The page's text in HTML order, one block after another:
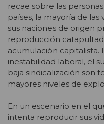
recae sobre las
países, la mayoría de
sus naciones de origen
reproducción
acumulación capitalista.
inestabilidad laboral, el
baja sindicalización son
mayores niveles de
En un escenario en el
intenta reproducir sus